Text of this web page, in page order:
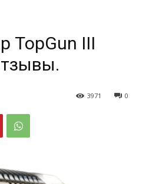
TopGun III
0
3971